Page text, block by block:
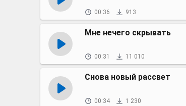
00:36 913
Мне нечего скрывать
00:31 11 010
Снова новый рассвет
00:34 1 230